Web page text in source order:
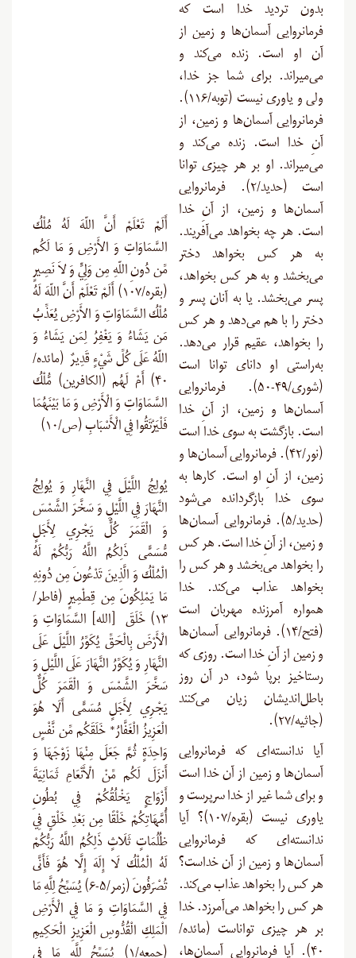
بدون تردید خدا است که
فرمانروایی آسمان‌ها و زمین از
آن او است. زنده می‌کند و
می‌میراند. برای شما جز خدا،
ولی و یاوری نیست (توبه/۱۱۶).
فرمانروایی آسمان‌ها و زمین، از
آنِ خدا است. زنده می‌کند و
می‌میراند. او بر هر چیزی توانا
است (حدید/۲). فرمانروایی
آسمان‌ها و زمین، از آنِ خدا
است. هر چه بخواهد می‌آفریند.
به هر کس بخواهد دختر
می‌بخشد و به هر کس بخواهد،
پسر می‌بخشد. یا به آنان پسر و
دختر را با هم می‌دهد و هر کس
را بخواهد، عقیم قرار می‌دهد.
به‌راستی او دانای توانا است
(شوری/۴۹-۵۰). فرمانروایی
آسمان‌ها و زمین، از آنِ خدا
است. بازگشت به سوی خدا است
(نور/۴۲). فرمانروایی آسمان‌ها و
زمین، از آنِ او است. کارها به
سوی خدا بازگردانده می‌شود
(حدید/۵). فرمانروایی آسمان‌ها
و زمین، از آنِ خدا است. هر کس
را بخواهد می‌بخشد و هر کس را
بخواهد عذاب می‌کند. خدا
همواره آمرزنده مهربان است
(فتح/۱۴). فرمانروایی آسمان‌ها
و زمین از آنِ خدا است. روزی که
رستاخیز برپا شود، در آن روز
باطل‌اندیشان زیان می‌کنند
(جاثیه/۲۷
).
آیا ندانسته‌ای که فرمانروایی
آسمان‌ها و زمین از آن خدا است
و برای شما غیر از خدا سرپرست و
یاوری نیست (بقره/۱۰۷)؟ آیا
ندانسته‌ای که فرمانروایی
آسمان‌ها و زمین از آن خداست؟
هر کس را بخواهد عذاب می‌کند.
هر کس را بخواهد می‌آمرزد. خدا
بر هر چیزی تواناست (مائده/
۴۰). آیا فرمانروایی آسمان‌ها،
أَلَمْ تَعْلَمْ أَنَّ اللّهَ لَهُ مُلْكُ
السَّمَاوَاتِ وَ الأَرْضِ وَ مَا لَكُم
مِّن دُونِ اللّهِ مِن وَلِيٍّ وَ لاَ نَصِيرٍ
(بقره/۱۰۷) أَلَمْ تَعْلَمْ أَنَّ اللّهَ لَهُ
مُلْكُ السَّمَاوَاتِ وَ الأَرْضِ يُعَذِّبُ
مَن يَشَاءُ وَ يَغْفِرُ لِمَن يَشَاءُ وَ
اللّهُ عَلَى كُلِّ شَيْءٍ قَدِيرٌ (مائده/
۴۰) أَمْ لَهُم (الکافرین) مُّلْكُ
السَّمَاوَاتِ وَ الْأَرْضِ وَ مَا بَيْنَهُمَا
فَلْيَرْتَقُوا فِي الْأَسْبَابِ (ص/۱۰)
يُولِجُ اللَّيْلَ فِي النَّهَارِ وَ يُولِجُ
النَّهَارَ فِي اللَّيْلِ وَ سَخَّرَ الشَّمْسَ
وَ الْقَمَرَ كُلٌّ يَجْرِي لِأَجَلٍ
مُّسَمًّى ذَلِكُمُ اللَّهُ رَبُّكُمْ لَهُ
الْمُلْكُ وَ الَّذِينَ تَدْعُونَ مِن دُونِهِ
مَا يَمْلِكُونَ مِن قِطْمِيرٍ (فاطر/
۱۳) خَلَقَ [الله] السَّمَاوَاتِ وَ
الْأَرْضَ بِالْحَقِّ يُكَوِّرُ اللَّيْلَ عَلَى
النَّهَارِ وَ يُكَوِّرُ النَّهَارَ عَلَى اللَّيْلِ وَ
سَخَّرَ الشَّمْسَ وَ الْقَمَرَ كُلٌّ
يَجْرِي لِأَجَلٍ مُسَمًّى أَلَا هُوَ
الْعَزِيزُ الْغَفَّارُ* خَلَقَكُم مِّن نَّفْسٍ
وَاحِدَةٍ ثُمَّ جَعَلَ مِنْهَا زَوْجَهَا وَ
أَنزَلَ لَكُم مِّنْ الْأَنْعَامِ ثَمَانِيَةَ
أَزْوَاجٍ يَخْلُقُكُمْ فِي بُطُونِ
أُمَّهَاتِكُمْ خَلْقًا مِن بَعْدِ خَلْقٍ فِي
ظُلُمَاتٍ ثَلَاثٍ ذَلِكُمُ اللَّهُ رَبُّكُمْ
لَهُ الْمُلْكُ لَا إِلَهَ إِلَّا هُوَ فَأَنَّى
تُصْرَفُونَ (زمر/۵-۶) يُسَبِّحُ لِلَّهِ مَا
فِي السَّمَاوَاتِ وَ مَا فِي الْأَرْضِ
الْمَلِكِ الْقُدُّوسِ الْعَزِيزِ الْحَكِيمِ